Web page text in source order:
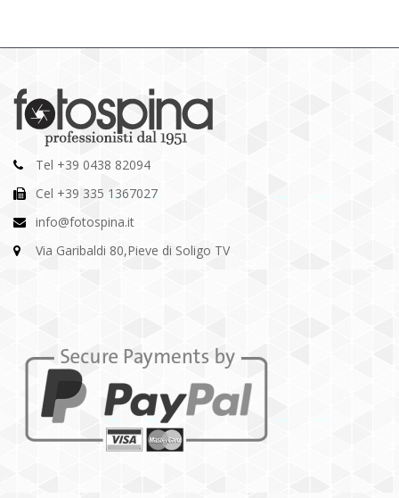
Tel +39 0438 82094
Cel +39 335 1367027
info@fotospina.it
Via Garibaldi 80,Pieve di Soligo TV